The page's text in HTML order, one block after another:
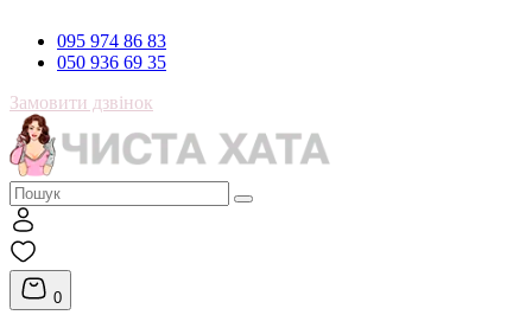
095 974 86 83
050 936 69 35
Замовити дзвінок
0